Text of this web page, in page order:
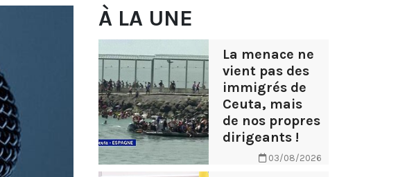
À LA UNE
La menace ne
vient pas des
immigrés de
Ceuta, mais
de nos propres
dirigeants !
03/08/2026